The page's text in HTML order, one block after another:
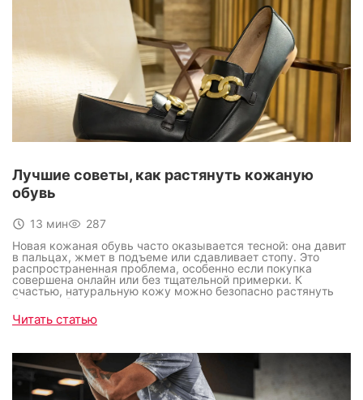
Лучшие советы, как растянуть кожаную
обувь
13 мин
287
Новая кожаная обувь часто оказывается тесной: она давит
в пальцах, жмет в подъеме или сдавливает стопу. Это
распространенная проблема, особенно если покупка
совершена онлайн или без тщательной примерки. К
счастью, натуральную кожу можно безопасно растянуть
без ущерба для материала и формы.
Читать статью